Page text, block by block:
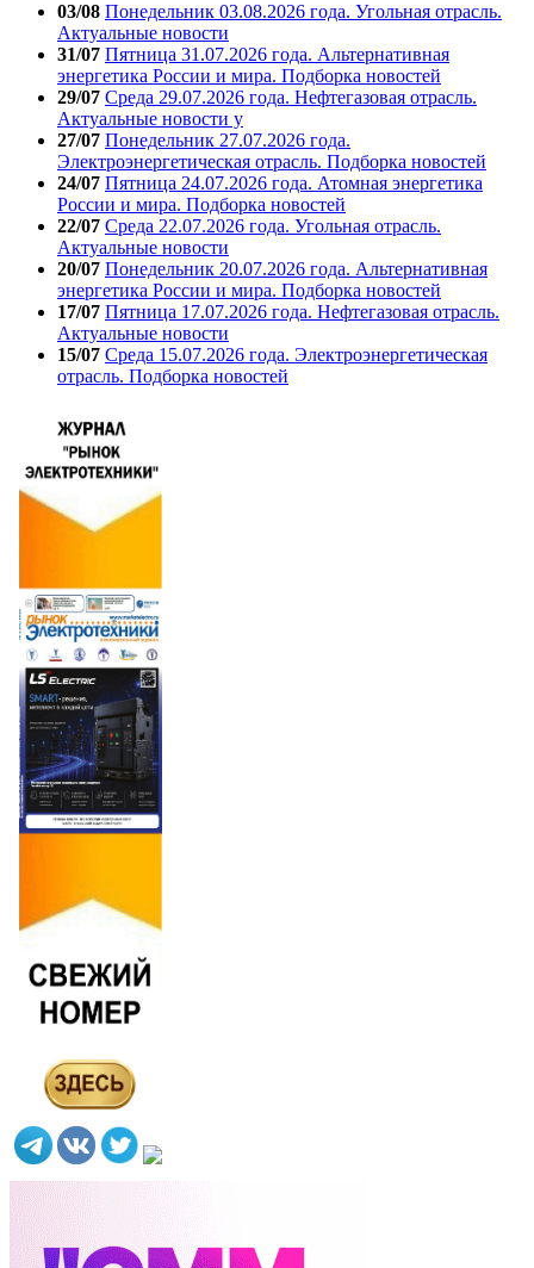
03/08 Понедельник 03.08.2026 года. Угольная отрасль.
Актуальные новости
31/07 Пятница 31.07.2026 года. Альтернативная
энергетика России и мира. Подборка новостей
29/07 Среда 29.07.2026 года. Нефтегазовая отрасль.
Актуальные новости у
27/07 Понедельник 27.07.2026 года.
Электроэнергетическая отрасль. Подборка новостей
24/07 Пятница 24.07.2026 года. Атомная энергетика
России и мира. Подборка новостей
22/07 Среда 22.07.2026 года. Угольная отрасль.
Актуальные новости
20/07 Понедельник 20.07.2026 года. Альтернативная
энергетика России и мира. Подборка новостей
17/07 Пятница 17.07.2026 года. Нефтегазовая отрасль.
Актуальные новости
15/07 Среда 15.07.2026 года. Электроэнергетическая
отрасль. Подборка новостей